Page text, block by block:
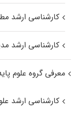
کارشناسی ارشد
کارشناسی ارشد
معرفی گروه علوم
کارشناسی ارشد